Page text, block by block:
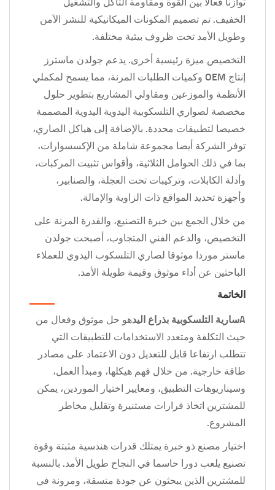
توازنا فعالا بين القوة ومقاومة التآكل والتشغيل
الخفيف. تم تصميم المكونات الميكانيكية للنشر الآمن
وطويل الأمد تحت ظروف بيئية مختلفة.
التخصيص ميزة رئيسية أخرى. يدعم جولدن ماسترز
إنتاج OEM وكميات الطلبات المرنة، مما يسمح لمكملي
الأنظمة والموزعين ومقاولي المشاريع بتطوير حلول
مخصصة لصواري التلسكوبية اليدوية اليدوية المصممة
خصيصا لتطبيقات محددة. بالإضافة إلى هياكل الصاري،
توفر الشركة أيضا مجموعة شاملة من الإكسسوارات،
بما في ذلك الحوامل الثلاثية، وأقواس تثبيت المركبات،
وأدلة الكابلات، وتركيبات تحت العجلة، والصنابير،
وأجهزة تحديد المواقع ذات الزاوية والإمالة.
من خلال الجمع بين خبرة التصنيع، والقدرة المرنة على
التخصيص، والدعم الفني المتجاوب، أصبحت جولدن
ماستر موردا موثوقا لصاري التلسكوب اليدوي للعملاء
الباحثين عن أداء موثوق وقيمة طويلة الأمد.
الخاتمة
Aسارية التلسكوبية بذراع اليدهو حل موثوق وفعال من
حيث التكلفة ومتعدد الاستخدامات للتطبيقات التي
تتطلب ارتفاعا قابل للتعديل دون الاعتماد على مصادر
طاقة خارجية. من خلال فهم هيكلها، ومبدأ العمل،
وسيناريوهات التطبيق، ومعايير اختيار الموردين، يمكن
للمشترين اتخاذ قرارات مستنيرة وتقليل مخاطر
المشروع.
اختيار مصنع ذو خبرة يمتلك قدرات هندسية مثبتة وقوة
تصنيع يلعب دورا حاسما في النجاح طويل الأمد. بالنسبة
للمشترين الذين يبحثون عن جودة متسقة، ومرونة في